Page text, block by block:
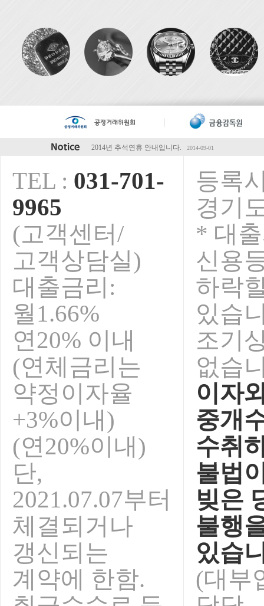
2015-02-23
2014년 추석연휴 안내입니다. 2014-09-01
2014년 하계휴가 안내입니다. 2014-07-28
청마해 설연휴 안내입니다. 2014-01-15
2013년 추석연휴 휴무안내입니다. 2013-09-01
오렌지전당포 전국가맹점 영업안내 2013-08-09
TEL : 031-701-
9965
(고객센터/
고객상담실)
대출금리:
월1.66%
연20% 이내
(연체금리는
약정이자율
+3%이내)
(연20%이내)
단,
2021.07.07부터
체결되거나
갱신되는
계약에 한함.
등록
경기
* 대
신용
하락
있습
조기
없습
이자
중개
수취
불법
빚은
불행
있습
(대부